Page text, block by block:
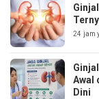
24 jam
Awal
Dini